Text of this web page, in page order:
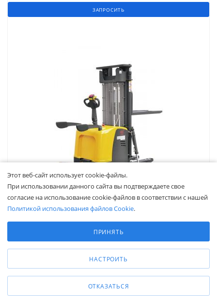
ЗАПРОСИТЬ
Штабелер самоходный 2,0 т 5,6 м XILIN CDDK20 (с
Наличие уточняйте
2000
Высота подъема, мм — 5600
Передвижение — электрическое
электрический
Тип аккумулятора — свинцово-кислотный
Этот веб-сайт использует cookie-файлы.
При использовании данного сайта вы подтверждаете свое
согласие на использование cookie-файлов в соответствии с нашей
Политикой использования файлов Cookie.
Аналитические/Функциональные
ПРИНЯТЬ
НАСТРОИТЬ
ОТКАЗАТЬСЯ